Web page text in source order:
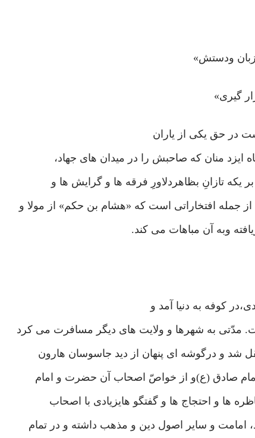
زبان ودستش»
گیری»
در حق یکی از یاران
ایزد منان که صاحبش را در میدان های جهاد،
تازانِ بظاهردلاورِ فرقه ها و گرایش ها و
جمله افتخاراتی است که «هشام بن حکم» از مولا و
وبه آن مباهات می کند.
کوفه به دنیا آمد و
مدّتی به شهرها و ولایت های دیگر مسافرت می کرد
شد و درگوشه ای پنهان از دید جاسوسان هارون
امام صادق (ع)و از خواصّ اصحاب آن حضرت و امام
ها و احتجاج ها و گفتگو هایزیادی با اصحاب
امامت و سایر اصول دین و مذهب داشته و در تمام